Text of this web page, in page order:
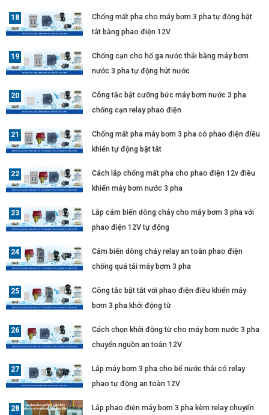
Chống mất pha cho máy bơm 3 pha tự động bật
tắt bằng phao điện 12V
Chống cạn cho hố ga nước thải bằng máy bơm
nước 3 pha tự động hút nước
Công tắc bật cưỡng bức máy bơm nước 3 pha
chống cạn relay phao điện
Chống mất pha máy bơm 3 pha có phao điện điều
khiển tự động bật tắt
Cách lắp chống mất pha cho phao điện 12v điều
khiển máy bơm nước 3 pha
Lắp cảm biến dòng chảy cho máy bơm 3 pha với
phao điện 12V tự động
Cảm biến dòng chảy relay an toàn phao điện
chống quá tải máy bơm 3 pha
Công tắc bật tắt với phao điện điều khiển máy
bơm 3 pha khởi động từ
Cách chọn khởi động từ cho máy bơm nước 3 pha
chuyển nguồn an toàn 12V
Lắp máy bơm 3 pha cho bể nước thải có relay
phao tự động an toàn 12V
Lắp phao điện máy bơm 3 pha kèm relay chuyển